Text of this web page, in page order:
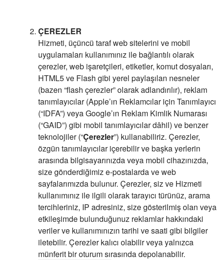
ÇEREZLER
Hizmeti, üçüncü taraf web sitelerini ve mobil
uygulamaları kullanımınız ile bağlantılı olarak
çerezler, web işaretçileri, etiketler, komut dosyaları,
HTML5 ve Flash gibi yerel paylaşılan nesneler
(bazen “flash çerezler” olarak adlandırılır), reklam
tanımlayıcılar (Apple’ın Reklamcılar için Tanımlayıcı
(“IDFA”) veya Google’ın Reklam Kimlik Numarası
(“GAID”) gibi mobil tanımlayıcılar dâhil) ve benzer
teknolojiler (“Çerezler”) kullanabiliriz. Çerezler,
özgün tanımlayıcılar içerebilir ve başka yerlerin
arasında bilgisayarınızda veya mobil cihazınızda,
size gönderdiğimiz e-postalarda ve web
sayfalarımızda bulunur. Çerezler, siz ve Hizmeti
kullanımınız ile ilgili olarak tarayıcı türünüz, arama
tercihleriniz, IP adresiniz, size gösterilmiş olan veya
etkileşimde bulunduğunuz reklamlar hakkındaki
veriler ve kullanımınızın tarihi ve saati gibi bilgiler
iletebilir. Çerezler kalıcı olabilir veya yalnızca
münferit bir oturum sırasında depolanabilir.